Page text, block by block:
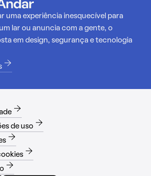
uma experiência inesquecível para
lar ou anuncia com a gente, o
em design, segurança e tecnologia
de uso